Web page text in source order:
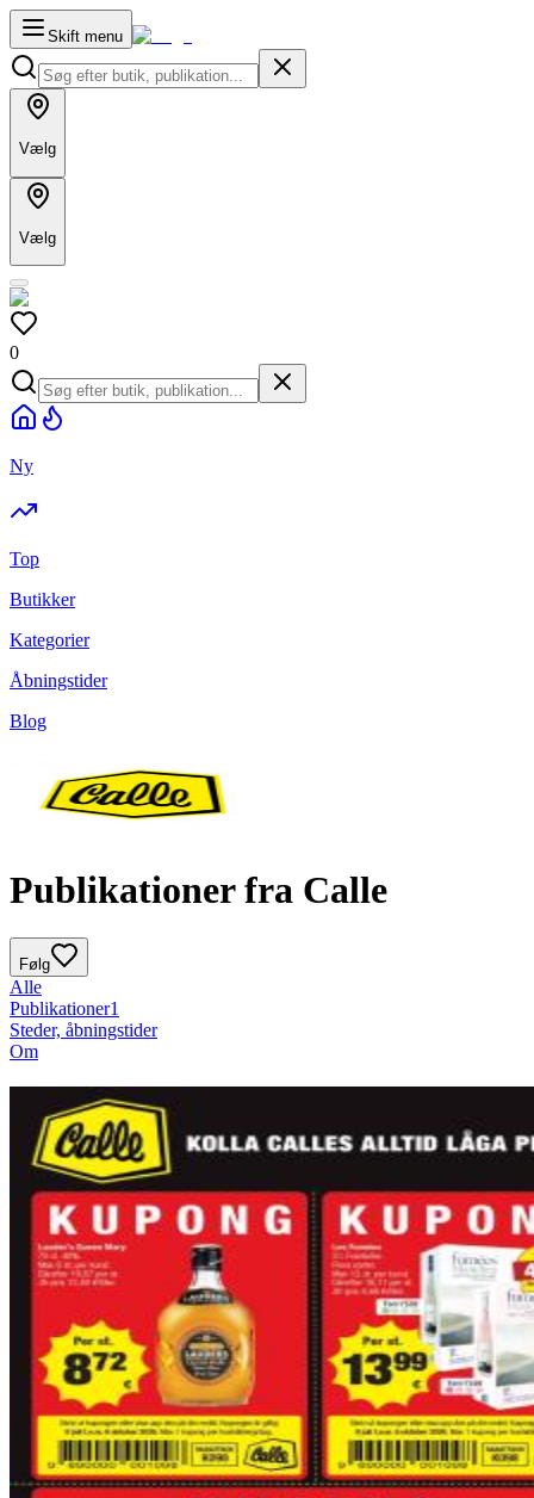
Skift menu
Vælg
Vælg
0
Ny
Top
Butikker
Kategorier
Åbningstider
Blog
Publikationer fra Calle
Følg
Alle
Publikationer1
Steder, åbningstider
Om